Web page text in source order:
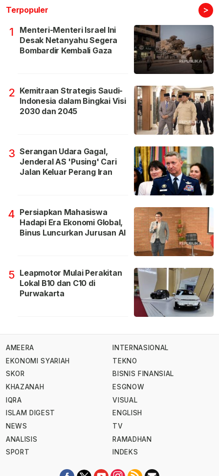
Terpopuler >
1
Menteri-Menteri Israel Ini
Desak Netanyahu Segera
Bombardir Kembali Gaza
2 Kemitraan Strategis Saudi-
Indonesia dalam Bingkai Visi
2030 dan 2045
3 Serangan Udara Gagal,
Jenderal AS 'Pusing' Cari
Jalan Keluar Perang Iran
4 Persiapkan Mahasiswa
Hadapi Era Ekonomi Global,
Binus Luncurkan Jurusan AI
5 Leapmotor Mulai Perakitan
Lokal B10 dan C10 di
Purwakarta
AMEERA
EKONOMI SYARIAH
SKOR
KHAZANAH
IQRA
ISLAM DIGEST
NEWS
ANALISIS
SPORT
INTERNASIONAL
TEKNO
BISNIS FINANSIAL
ESGNOW
VISUAL
ENGLISH
TV
RAMADHAN
INDEKS